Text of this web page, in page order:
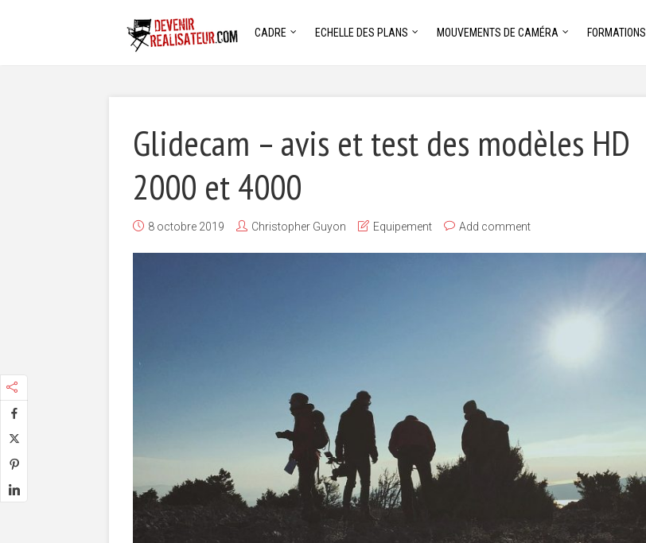
CADRE ECHELLE DES PLANS MOUVEMENTS DE CAMÉRA FORMATIONS
Glidecam – avis et test des modèles HD
2000 et 4000
8 octobre 2019 Christopher Guyon Equipement Add comment